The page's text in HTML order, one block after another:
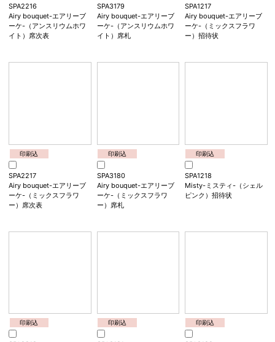
Airy bouquet-エアリーブ
ーケ-（パンパスブラウ
ン）席次表
Airy bouquet-エアリーブ
ーケ-（パンパスブラウ
ン）席札
Airy bouquet-エアリーブ
ーケ-（アンスリウムホワ
イト）招待状
印刷込
SPA2216
Airy bouquet-エアリーブ
ーケ-（アンスリウムホワ
イト）席次表
印刷込
SPA3179
Airy bouquet-エアリーブ
ーケ-（アンスリウムホワ
イト）席札
印刷込
SPA1217
Airy bouquet-エアリーブ
ーケ-（ミックスフラワ
ー）招待状
印刷込
SPA2217
印刷込
SPA3180
印刷込
SPA1218